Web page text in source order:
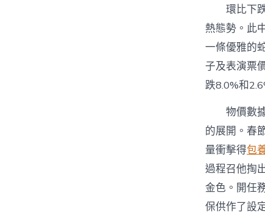
環比下
熱態勢。此
一條優雅的
子及表演票
跌8.0%和
物價數
的展開。春
量衝擊得包
過程召他掏
金色。開任
保供作了設